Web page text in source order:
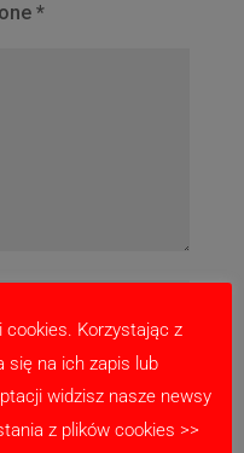
*
Korzystając z
się na ich zapis lub
widzisz nasze newsy
z plików cookies >>